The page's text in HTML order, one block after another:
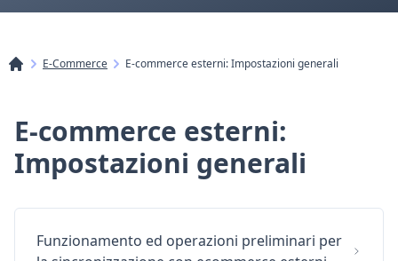
E-Commerce E-commerce esterni: Impostazioni generali
E-commerce esterni:
Impostazioni generali
Funzionamento ed operazioni preliminari per